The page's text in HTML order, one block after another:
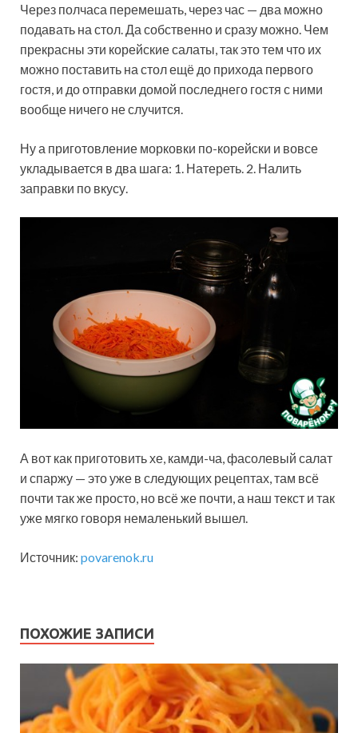
Через полчаса перемешать, через час — два можно
подавать на стол. Да собственно и сразу можно. Чем
прекрасны эти корейские салаты, так это тем что их
можно поставить на стол ещё до прихода первого
гостя, и до отправки домой последнего гостя с ними
вообще ничего не случится.
Ну а приготовление морковки по-корейски и вовсе
укладывается в два шага: 1. Натереть. 2. Налить
заправки по вкусу.
А вот как приготовить хе, камди-ча, фасолевый салат
и спаржу — это уже в следующих рецептах, там всё
почти так же просто, но всё же почти, а наш текст и так
уже мягко говоря немаленький вышел.
Источник: povarenok.ru
ПОХОЖИЕ ЗАПИСИ